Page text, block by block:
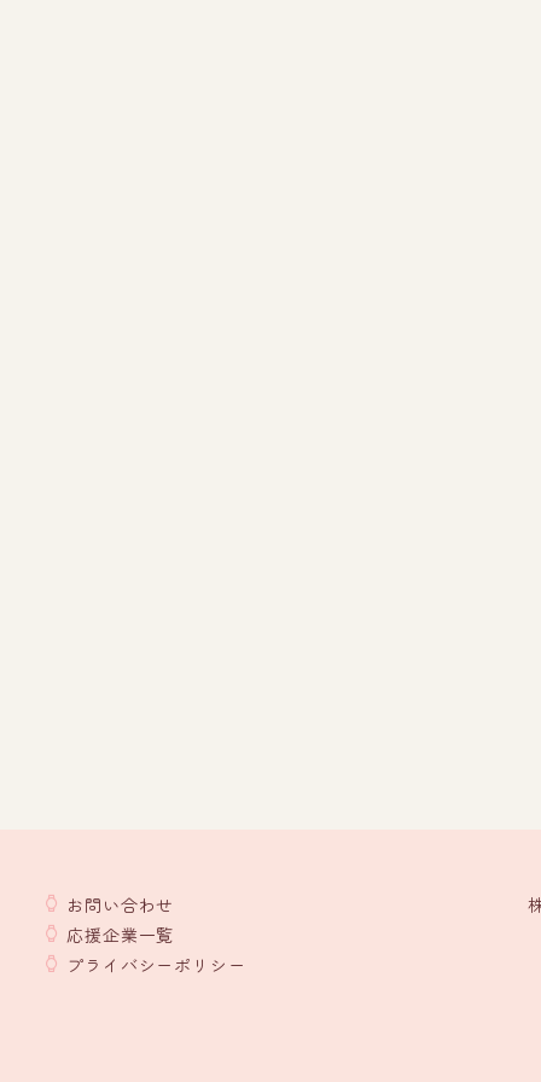
お問い合わせ
応援企業一覧
プライバシーポリシー